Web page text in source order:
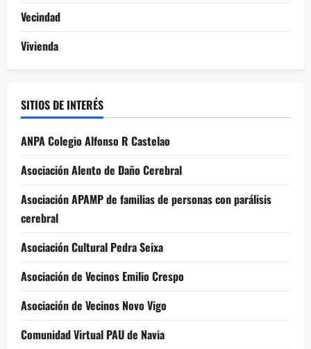
Vecindad
Vivienda
SITIOS DE INTERÉS
ANPA Colegio Alfonso R Castelao
Asociación Alento de Daño Cerebral
Asociación APAMP de familias de personas con parálisis
cerebral
Asociación Cultural Pedra Seixa
Asociación de Vecinos Emilio Crespo
Asociación de Vecinos Novo Vigo
Comunidad Virtual PAU de Navia